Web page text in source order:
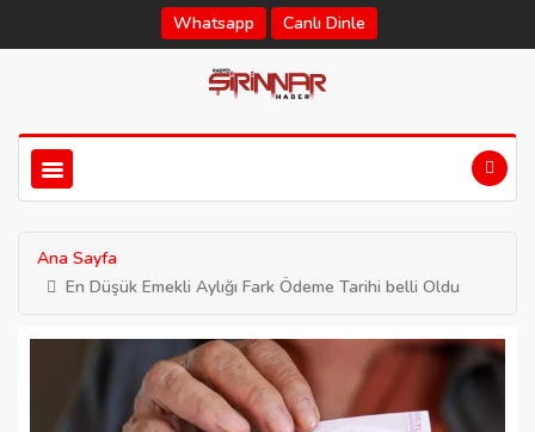
Whatsapp Canlı Dinle
Ana Sayfa
En Düşük Emekli Aylığı Fark Ödeme Tarihi belli Oldu